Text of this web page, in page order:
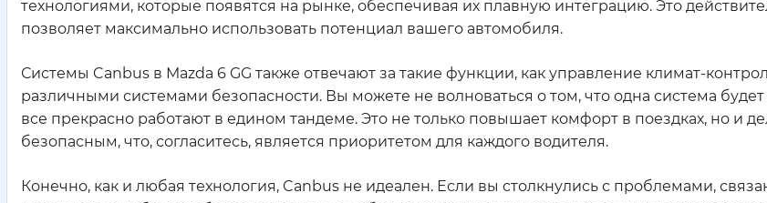
технологиями, которые появятся на рынке, обеспечивая их плавную интеграцию. Это
позволяет максимально использовать потенциал вашего автомобиля.
Системы Canbus в Mazda 6 GG также отвечают за такие функции, как управление климат-
различными системами безопасности. Вы можете не волноваться о том, что одна система
все прекрасно работают в едином тандеме. Это не только повышает комфорт в поездках, но и
безопасным, что, согласитесь, является приоритетом для каждого водителя.
Конечно, как и любая технология, Canbus не идеален. Если вы столкнулись с проблемами,